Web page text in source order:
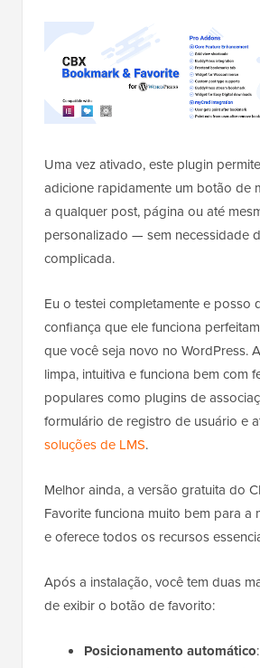
Uma vez ativado, este plugin
adicione rapidamente um botão de
a qualquer post, página ou até
personalizado — sem necessidade
complicada.
Eu o testei completamente e posso
confiança que ele funciona
que você seja novo no WordPress.
limpa, intuitiva e funciona bem com
populares como plugins de
formulário de registro de usuário e
soluções de LMS.
Melhor ainda, a versão gratuita do
Favorite funciona muito bem para a
e oferece todos os recursos
Após a instalação, você tem duas
de exibir o botão de favorito:
Posicionamento automático